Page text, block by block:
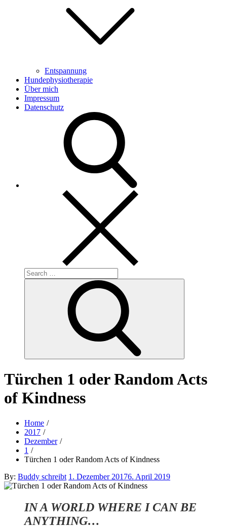
Entspannung
Hundephysiotherapie
Über mich
Impressum
Datenschutz
Search
for:
Türchen 1 oder Random Acts
of Kindness
Home
2017
Dezember
1
Türchen 1 oder Random Acts of Kindness
By: Buddy schreibtPosted
on
1. Dezember 20176. April 2019
IN A WORLD WHERE I CAN BE
ANYTHING…